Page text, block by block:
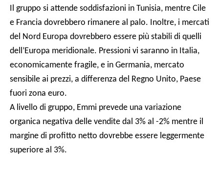
Il gruppo si attende soddisfazioni in Tunisia, mentre Cile
e Francia dovrebbero rimanere al palo. Inoltre, i mercati
del Nord Europa dovrebbero essere più stabili di quelli
dell’Europa meridionale. Pressioni vi saranno in Italia,
economicamente fragile, e in Germania, mercato
sensibile ai prezzi, a differenza del Regno Unito, Paese
fuori zona euro.
A livello di gruppo, Emmi prevede una variazione
organica negativa delle vendite dal 3% al -2% mentre il
margine di profitto netto dovrebbe essere leggermente
superiore al 3%.